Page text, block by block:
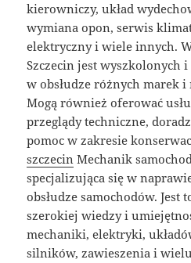
kierowniczy, układ
wymiana opon, serwis
elektryczny i wiele innych.
Szczecin jest wyszkolonych
w obsłudze różnych marek
Mogą również oferować
przeglądy techniczne,
pomoc w zakresie
szczecin Mechanik
specjalizująca się w
obsłudze samochodów. Jest
szerokiej wiedzy i
mechaniki, elektryki,
silników, zawieszenia i